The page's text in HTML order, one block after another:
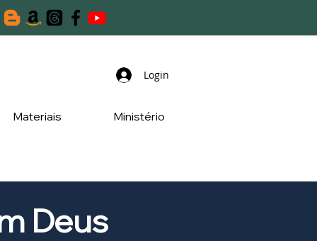
Login
Materiais Ministério
Deus